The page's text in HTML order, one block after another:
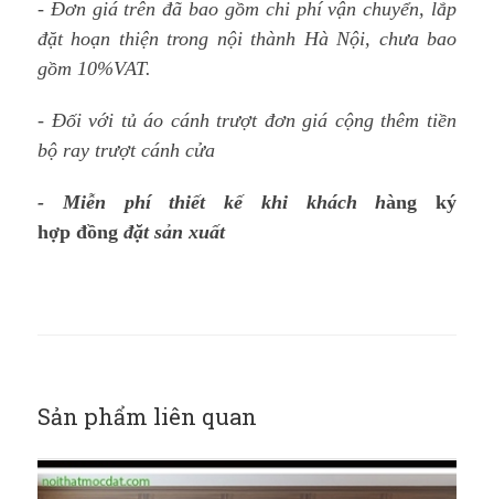
- Đơn giá trên đã bao gồm chi phí vận chuyển, lắp
đặt hoạn thiện trong nội thành Hà Nội, chưa bao
gồm 10%VAT.
- Đối với tủ áo cánh trượt đơn giá cộng thêm tiền
bộ ray trượt cánh cửa
- Miễn phí thiết kế khi khách hàng ký
hợp đồng đặt sản xuất
Sản phẩm liên quan